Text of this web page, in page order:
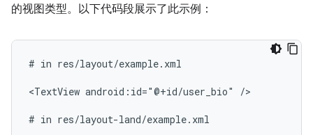
的视图类型。以下代码段展示了此示例：
# in res/layout/example.xml
<TextView android:id="@+id/user_bio" />
# in res/layout-land/example.xml